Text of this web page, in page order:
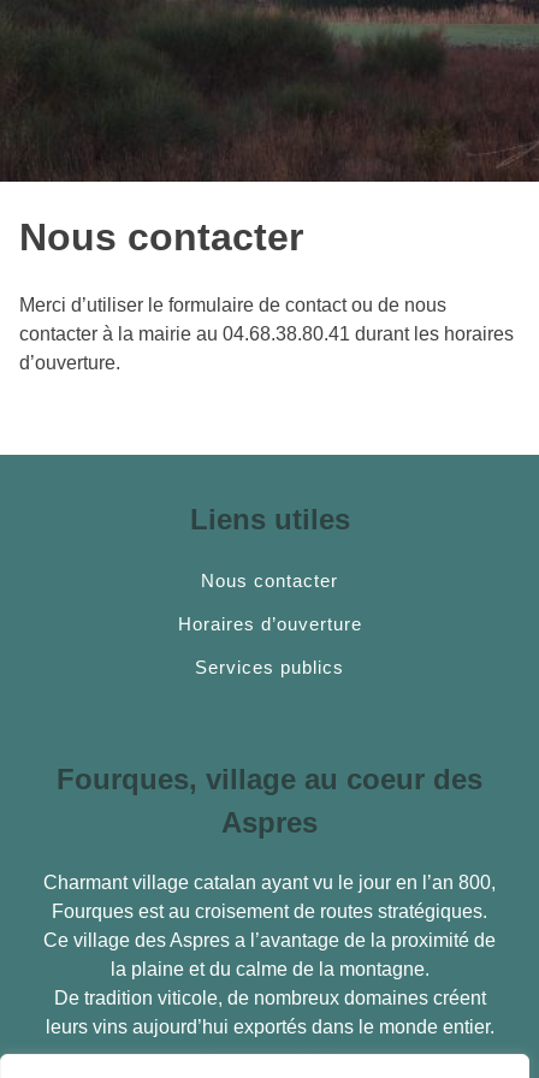
Nous contacter
Merci d’utiliser le formulaire de contact ou de nous
contacter à la mairie au 04.68.38.80.41 durant les horaires
d’ouverture.
Liens utiles
Nous contacter
Horaires d’ouverture
Services publics
Fourques, village au coeur des
Aspres
Charmant village catalan ayant vu le jour en l’an 800,
Fourques est au croisement de routes stratégiques.
Ce village des Aspres a l’avantage de la proximité de
la plaine et du calme de la montagne.
De tradition viticole, de nombreux domaines créent
leurs vins aujourd’hui exportés dans le monde entier.
En savoir plus